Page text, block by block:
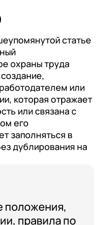
статье
охраны труда
или
которая отражает
или связана с
его
заполняться в
дублирования на
положения,
правила по